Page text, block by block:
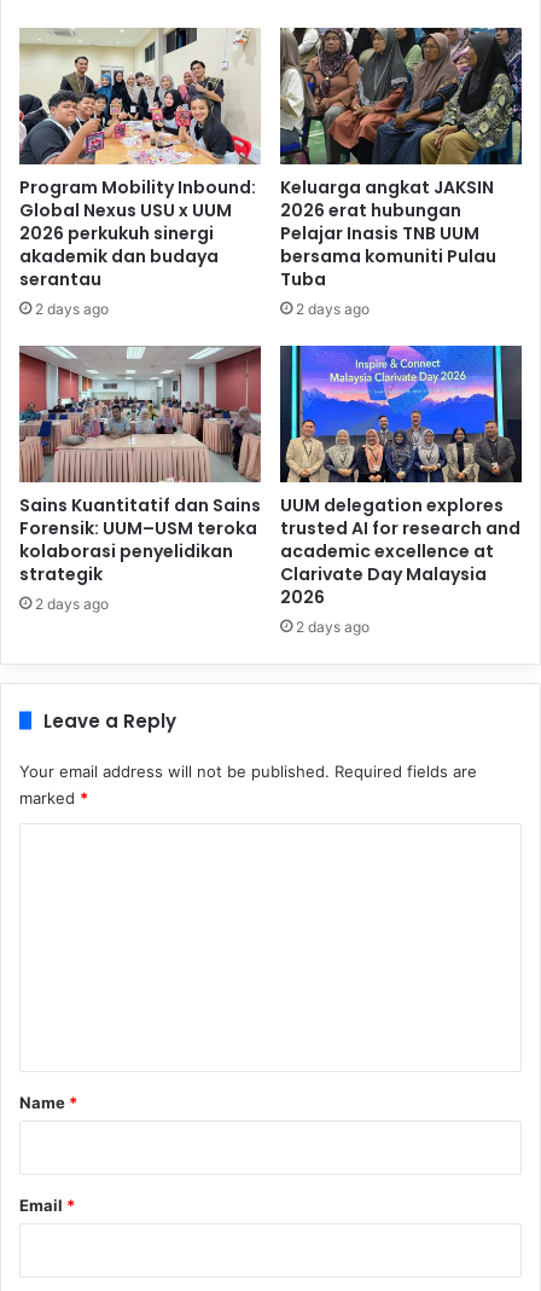
Program Mobility Inbound:
Global Nexus USU x UUM
2026 perkukuh sinergi
akademik dan budaya
serantau
2 days ago
Keluarga angkat JAKSIN
2026 erat hubungan
Pelajar Inasis TNB UUM
bersama komuniti Pulau
Tuba
2 days ago
Sains Kuantitatif dan Sains
Forensik: UUM–USM teroka
kolaborasi penyelidikan
strategik
2 days ago
UUM delegation explores
trusted AI for research and
academic excellence at
Clarivate Day Malaysia
2026
2 days ago
Leave a Reply
Your email address will not be published. Required fields are
marked *
*
Name *
Email *